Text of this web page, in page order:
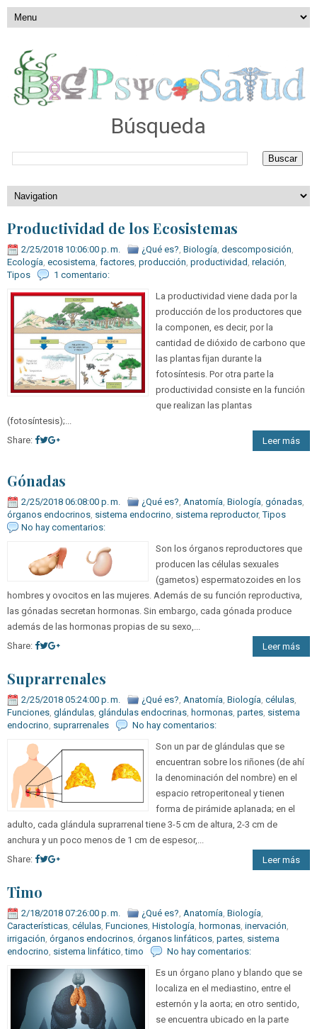
Búsqueda
Productividad de los Ecosistemas
2/25/2018 10:06:00 p. m. ¿Qué es?, Biología, descomposición,
Ecología, ecosistema, factores, producción, productividad , relación,
Tipos
1 comentario:
La productividad viene dada por la
producción de los productores que
la componen, es decir, por la
cantidad de dióxido de carbono que
las plantas fijan durante la
fotosíntesis. Por otra parte la
productividad consiste en la función
que realizan las plantas
(fotosíntesis);...
Share:
Leer más
Gónadas
2/25/2018 06:08:00 p. m. ¿Qué es?, Anatomía, Biología, gónadas,
órganos endocrinos, sistema endocrino, sistema reproductor,Tipos
No hay comentarios:
Son los órganos reproductores que
producen las células sexuales
(gametos) espermatozoides en los
hombres y ovocitos en las mujeres. Además de su función reproductiva,
las gónadas secretan hormonas. Sin embargo, cada gónada produce
además de las hormonas propias de su sexo,...
Share:
Leer más
Suprarrenales
2/25/2018 05:24:00 p. m. ¿Qué es?, Anatomía, Biología, células,
Funciones, glándulas, glándulas endocrinas, hormonas, partes, sistema
endocrino, suprarrenales
No hay comentarios:
Son un par de glándulas que se
encuentran sobre los riñones (de ahí
la denominación del nombre) en el
espacio retroperitoneal y tienen
forma de pirámide aplanada; en el
adulto, cada glándula suprarrenal tiene 3-5 cm de altura, 2-3 cm de
anchura y un poco menos de 1 cm de espesor,...
Share:
Leer más
Timo
2/18/2018 07:26:00 p. m. ¿Qué es?, Anatomía, Biología,
Características, células, Funciones, Histología, hormonas, inervación,
irrigación, órganos endocrinos, órganos linfáticos, partes, sistema
endocrino, sistema linfático,timo
No hay comentarios:
Es un órgano plano y blando que se
localiza en el mediastino, entre el
esternón y la aorta; en otro sentido,
se encuentra ubicado en la parte